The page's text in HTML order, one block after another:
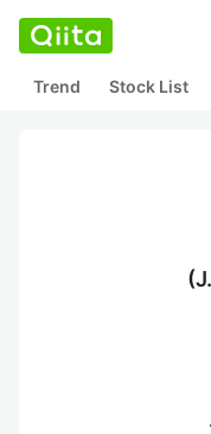
Trend Stock List